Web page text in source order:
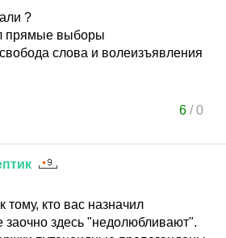
?
прямые выборы
слова и волеизъявления
6/0
кто вас назначил
здесь "недолюбливают".